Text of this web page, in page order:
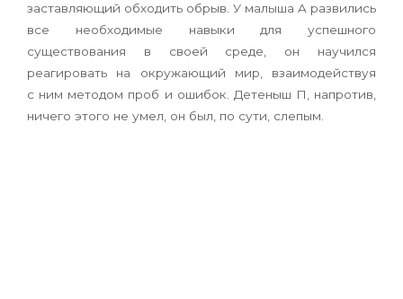
заставляющий обходить обрыв. У малыша A развились
все необходимые навыки для успешного
существования в своей среде, он научился
реагировать на окружающий мир, взаимодействуя
с ним методом проб и ошибок. Детеныш П, напротив,
ничего этого не умел, он был, по сути, слепым.